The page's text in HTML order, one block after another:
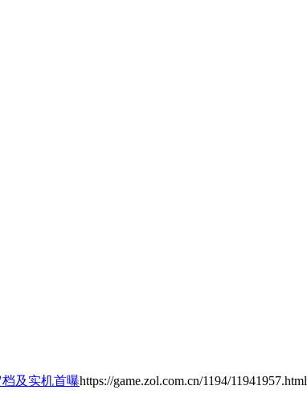
及实机首曝https://game.zol.com.cn/1194/11941957.html